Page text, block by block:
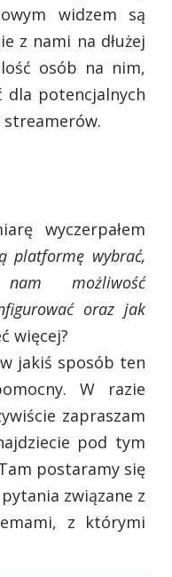
widzem są
z nami na dłużej
osób na nim,
dla potencjalnych
streamerów.
wyczerpałem
platformę wybrać,
możliwość
oraz jak
więcej?
jakiś sposób ten
W razie
zapraszam
pod tym
postaramy się
związane z
z którymi